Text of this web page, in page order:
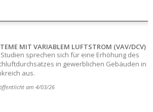
MIT VARIABLEM LUFTSTROM (VAV/DCV)
sprechen sich für eine Erhöhung des
in gewerblichen Gebäuden in
aus.
am 4/03/26